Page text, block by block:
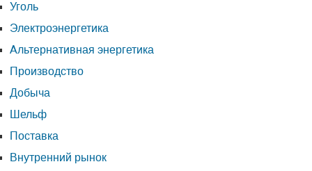
Уголь
Электроэнергетика
Альтернативная энергетика
Производство
Добыча
Шельф
Поставка
Внутренний рынок